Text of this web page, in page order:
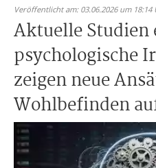
Veröffentlicht am: 03.06.2026 um
Aktuelle
psychologische
zeigen neue
Wohlbefinden